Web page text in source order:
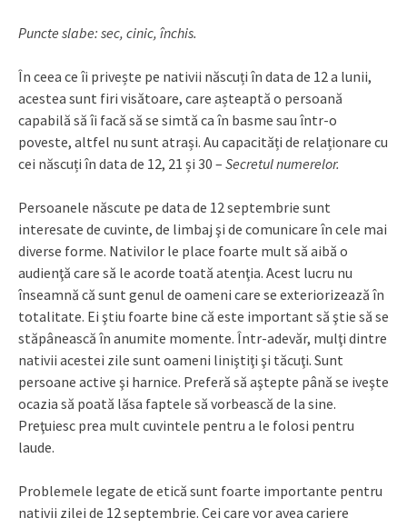
Puncte slabe: sec, cinic, închis.
În ceea ce îi privește pe nativii născuți în data de 12 a lunii,
acestea sunt firi visătoare, care așteaptă o persoană
capabilă să îi facă să se simtă ca în basme sau într-o
poveste, altfel nu sunt atrași. Au capacități de relaționare cu
cei născuți în data de 12, 21 și 30 – Secretul numerelor.
Persoanele născute pe data de 12 septembrie sunt
interesate de cuvinte, de limbaj şi de comunicare în cele mai
diverse forme. Nativilor le place foarte mult să aibă o
audienţă care să le acorde toată atenţia. Acest lucru nu
înseamnă că sunt genul de oameni care se exteriorizează în
totalitate. Ei ştiu foarte bine că este important să ştie să se
stăpânească în anumite momente. Într-adevăr, mulţi dintre
nativii acestei zile sunt oameni liniştiţi şi tăcuţi. Sunt
persoane active şi harnice. Preferă să aştepte până se iveşte
ocazia să poată lăsa faptele să vorbească de la sine.
Preţuiesc prea mult cuvintele pentru a le folosi pentru
laude.
Problemele legate de etică sunt foarte importante pentru
nativii zilei de 12 septembrie. Cei care vor avea cariere